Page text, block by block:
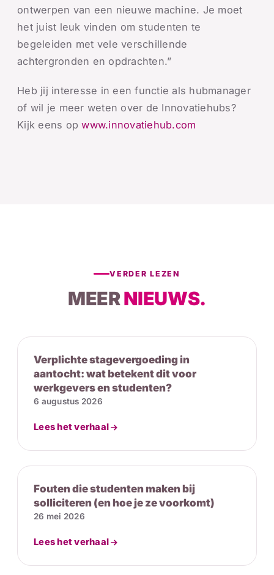
ontwerpen van een nieuwe machine. Je moet
het juist leuk vinden om studenten te
begeleiden met vele verschillende
achtergronden en opdrachten.”
Heb jij interesse in een functie als hubmanager
of wil je meer weten over de Innovatiehubs?
Kijk eens opwww.innovatiehub.com
VERDER LEZEN
MEERNIEUWS.
Verplichte stagevergoeding in
aantocht: wat betekent dit voor
werkgevers en studenten?
6 augustus 2026
Lees het verhaal
Fouten die studenten maken bij
solliciteren (en hoe je ze voorkomt)
26 mei 2026
Lees het verhaal